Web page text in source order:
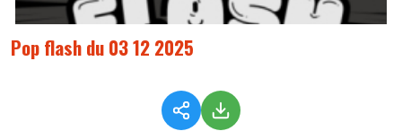
Pop flash du 03 12 2025